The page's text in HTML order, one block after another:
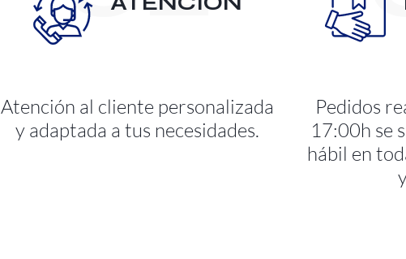
Atención al cliente personalizada
y adaptada a tus necesidades.
Pedidos
17:00h se
hábil en